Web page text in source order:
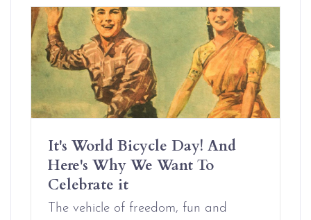
It's World Bicycle Day! And
Here's Why We Want To
Celebrate it
The vehicle of freedom, fun and